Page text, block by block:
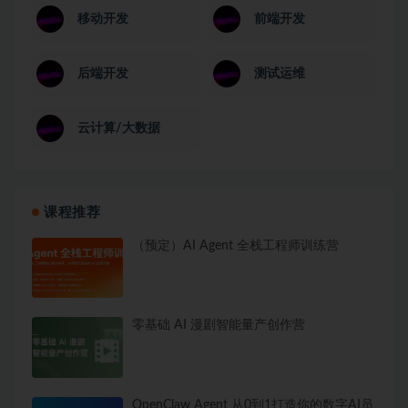
移动开发 前端开发
后端开发 测试运维
云计算/大数据
课程推荐
（预定）AI Agent 全栈工程师训练营
零基础 AI 漫剧智能量产创作营
OpenClaw Agent 从0到1打造你的数字AI员